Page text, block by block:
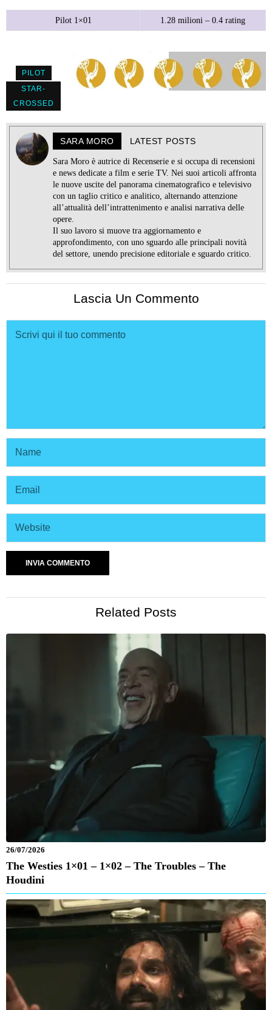
Pilot 1×01 1.28 milioni – 0.4 rating
PILOT
STAR-
CROSSED
SARA MORO LATEST POSTS
Sara Moro è autrice di Recenserie e si occupa di recensioni
e news dedicate a film e serie TV. Nei suoi articoli affronta
le nuove uscite del panorama cinematografico e televisivo
con un taglio critico e analitico, alternando attenzione
all’attualità dell’intrattenimento e analisi narrativa delle
opere.
Il suo lavoro si muove tra aggiornamento e
approfondimento, con uno sguardo alle principali novità
del settore, unendo precisione editoriale e sguardo critico.
Lascia Un Commento
Related Posts
26/07/2026
The Westies 1×01 – 1×02 – The Troubles – The
Houdini